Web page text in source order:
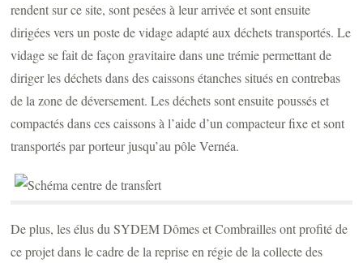
rendent sur ce site, sont pesées à leur arrivée et sont ensuite
dirigées vers un poste de vidage adapté aux déchets transportés. Le
vidage se fait de façon gravitaire dans une trémie permettant de
diriger les déchets dans des caissons étanches situés en contrebas
de la zone de déversement. Les déchets sont ensuite poussés et
compactés dans ces caissons à l’aide d’un compacteur fixe et sont
transportés par porteur jusqu’au pôle Vernéa.
De plus, les élus du SYDEM Dômes et Combrailles ont profité de
ce projet dans le cadre de la reprise en régie de la collecte des